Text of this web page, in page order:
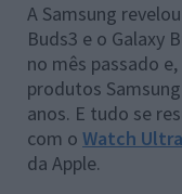
A Samsung
Buds3 e o Galaxy
no mês passado
produtos
anos. E tudo se
com o Watch Ultra
da Apple.